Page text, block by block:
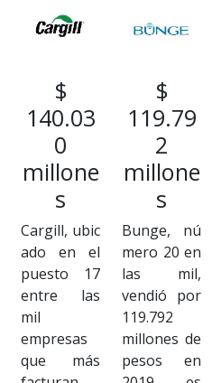
$
140.03
0
millone
s
Cargill, ubic
ado en el
puesto 17
entre las
mil
empresas
que más
$
119.79
2
millone
s
Bunge, nú
mero 20 en
las mil,
vendió por
119.792
millones de
pesos en